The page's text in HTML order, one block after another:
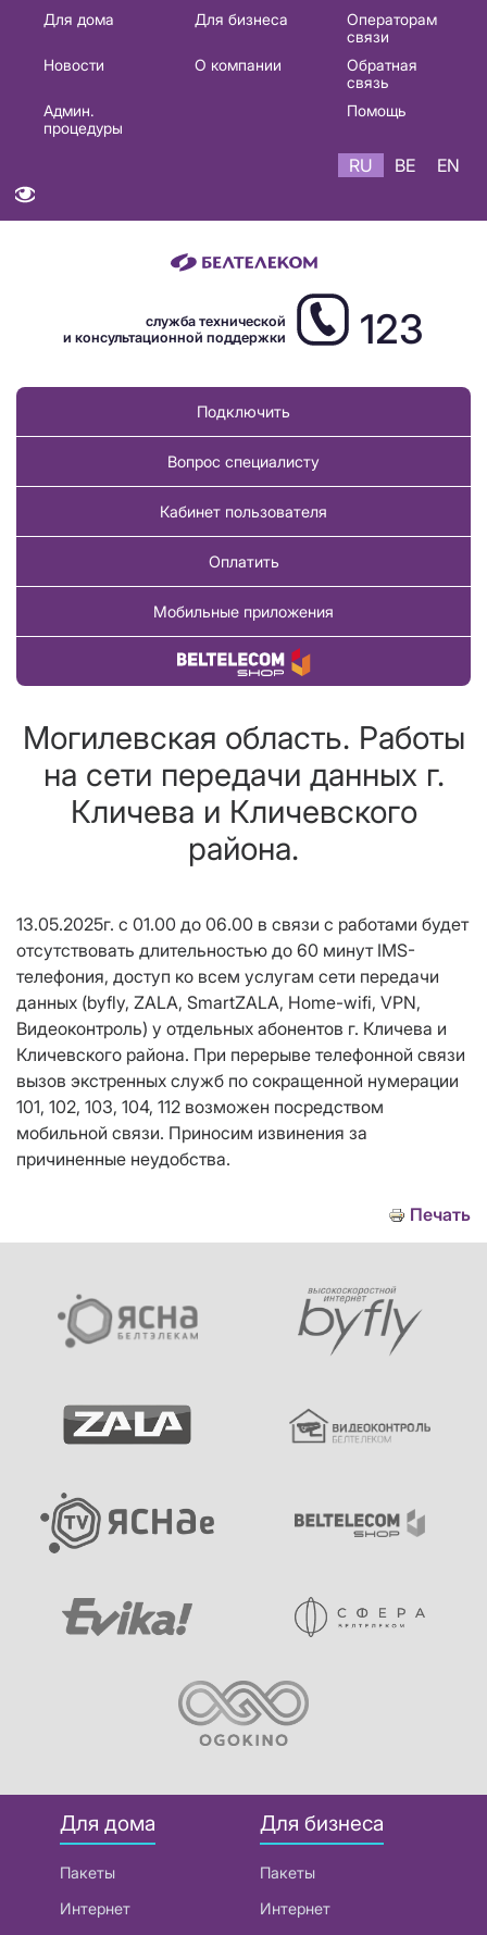
Основная
навигация
Для дома Для бизнеса
Операторам
связи
Новости
О компании
Обратная
связь
Админ.
процедуры
Помощь
RU BE EN
служба технической
и консультационной поддержки
123
Подключить
Вопрос специалисту
Кабинет пользователя
Оплатить
Мобильные приложения
Купить товар
Могилевская область. Работы
на сети передачи данных г.
Кличева и Кличевского
района.
13.05.2025г. с 01.00 до 06.00 в связи с работами будет
отсутствовать длительностью до 60 минут IMS-
телефония, доступ ко всем услугам сети передачи
данных (byfly, ZALA, SmartZALA, Home-wifi, VPN,
Видеоконтроль) у отдельных абонентов г. Кличева и
Кличевского района. При перерыве телефонной связи
вызов экстренных служб по сокращенной нумерации
101, 102, 103, 104, 112 возможен посредством
мобильной связи. Приносим извинения за
причиненные неудобства.
Печать
Для дома
Пакеты
Интернет
Для бизнеса
Пакеты
Интернет